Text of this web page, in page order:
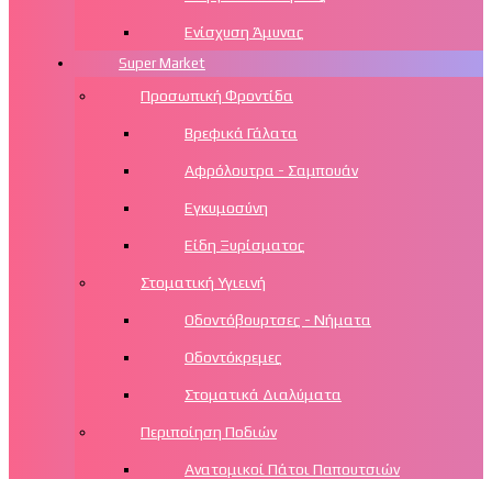
Ενίσχυση Άμυνας
Super Market
Προσωπική Φροντίδα
Βρεφικά Γάλατα
Αφρόλουτρα - Σαμπουάν
Εγκυμοσύνη
Είδη Ξυρίσματος
Στοματική Υγιεινή
Οδοντόβουρτσες - Νήματα
Οδοντόκρεμες
Στοματικά Διαλύματα
Περιποίηση Ποδιών
Aνατομικοί Πάτοι Παπουτσιών